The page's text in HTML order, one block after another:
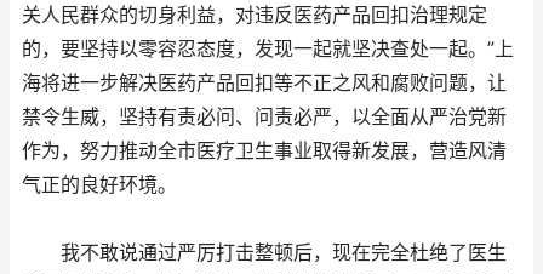
关人民群众的切身利益，对违反医药产品回扣治理规定
的，要坚持以零容忍态度，发现一起就坚决查处一起。”上
海将进一步解决医药产品回扣等不正之风和腐败问题，让
禁令生威，坚持有责必问、问责必严，以全面从严治党新
作为，努力推动全市医疗卫生事业取得新发展，营造风清
气正的良好环境。
我不敢说通过严厉打击整顿后，现在完全杜绝了医生